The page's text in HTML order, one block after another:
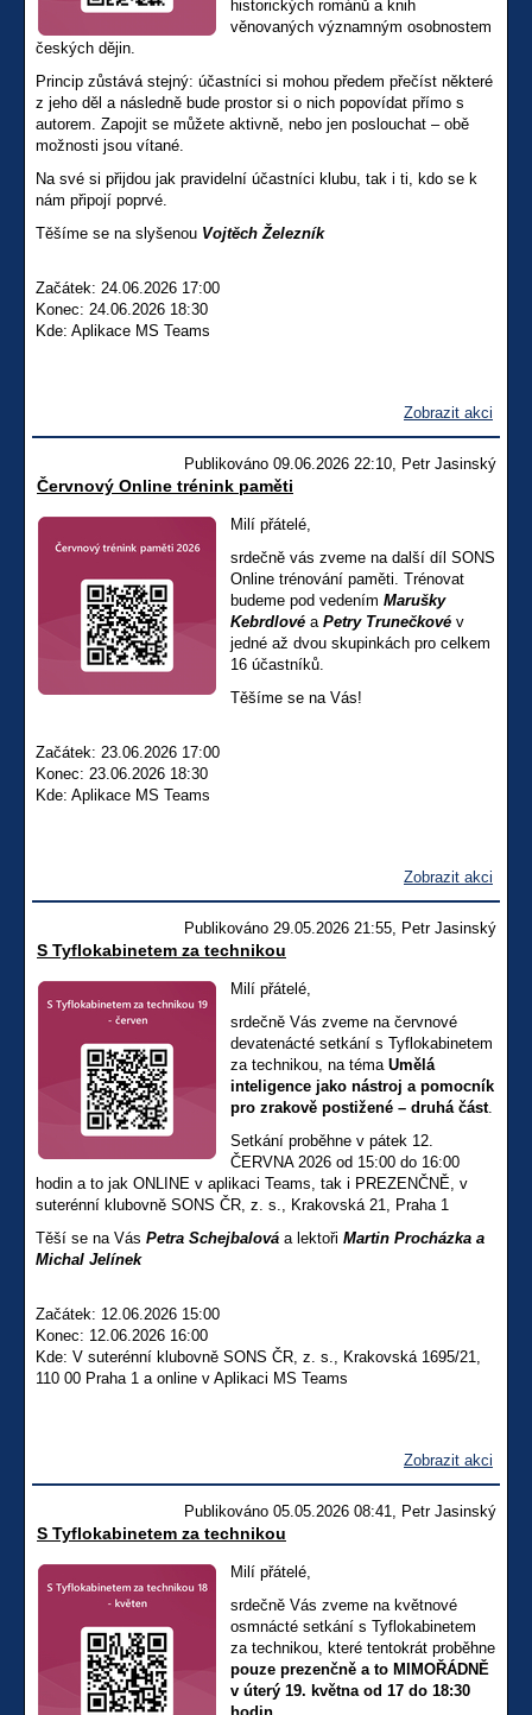
historických románů a knih
věnovaných významným osobnostem
českých dějin.
Princip zůstává stejný: účastníci si mohou předem přečíst některé
z jeho děl a následně bude prostor si o nich popovídat přímo s
autorem. Zapojit se můžete aktivně, nebo jen poslouchat – obě
možnosti jsou vítané.
Na své si přijdou jak pravidelní účastníci klubu, tak i ti, kdo se k
nám připojí poprvé.
Těšíme se na slyšenou Vojtěch Železník
Začátek: 24.06.2026 17:00
Konec: 24.06.2026 18:30
Kde: Aplikace MS Teams
Zobrazit akci
Publikováno 09.06.2026 22:10, Petr Jasinský
Červnový Online trénink paměti
Milí přátelé,
srdečně vás zveme na další díl SONS
Online trénování paměti. Trénovat
budeme pod vedením Marušky
Kebrdlové a Petry Trunečkové v
jedné až dvou skupinkách pro celkem
16 účastníků.
Těšíme se na Vás!
Začátek: 23.06.2026 17:00
Konec: 23.06.2026 18:30
Kde: Aplikace MS Teams
Zobrazit akci
Publikováno 29.05.2026 21:55, Petr Jasinský
S Tyflokabinetem za technikou
Milí přátelé,
srdečně Vás zveme na červnové
devatenácté setkání s Tyflokabinetem
za technikou, na téma Umělá
inteligence jako nástroj a pomocník
pro zrakově postižené – druhá část.
Setkání proběhne v pátek 12.
ČERVNA 2026 od 15:00 do 16:00
hodin a to jak ONLINE v aplikaci Teams, tak i PREZENČNĚ, v
suterénní klubovně SONS ČR, z. s., Krakovská 21, Praha 1
Těší se na Vás Petra Schejbalová a lektoři Martin Procházka a
Michal Jelínek
Začátek: 12.06.2026 15:00
Konec: 12.06.2026 16:00
Kde: V suterénní klubovně SONS ČR, z. s., Krakovská 1695/21,
110 00 Praha 1 a online v Aplikaci MS Teams
Zobrazit akci
Publikováno 05.05.2026 08:41, Petr Jasinský
S Tyflokabinetem za technikou
Milí přátelé,
srdečně Vás zveme na květnové
osmnácté setkání s Tyflokabinetem
za technikou, které tentokrát proběhne
pouze prezenčně a to MIMOŘÁDNĚ
v úterý 19. května od 17 do 18:30